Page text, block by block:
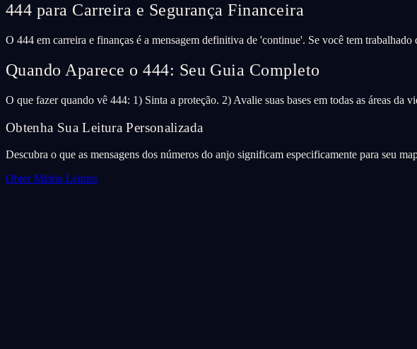
444 para Carreira e Segurança Financeira
O 444 em carreira e finanças é a mensagem definitiva de 'continue'. Se você tem
Quando Aparece o 444: Seu Guia Completo
O que fazer quando vê 444: 1) Sinta a proteção. 2) Avalie suas bases em todas as áreas da
Obtenha Sua Leitura Personalizada
Descubra o que as mensagens dos números do anjo significam especificamente para seu
Obter Minha Leitura